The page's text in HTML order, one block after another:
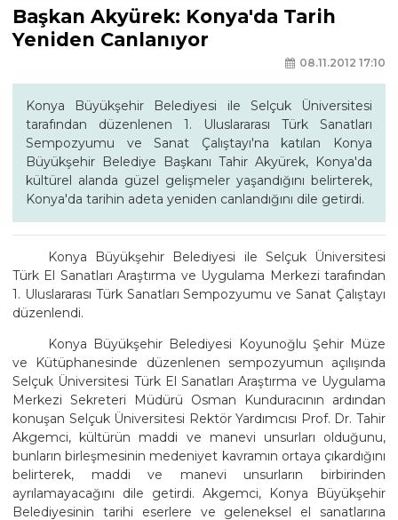
Başkan Akyürek: Konya'da Tarih
Yeniden Canlanıyor
08.11.2012 17:10
Konya Büyükşehir Belediyesi ile Selçuk Üniversitesi
tarafından düzenlenen 1. Uluslararası Türk Sanatları
Sempozyumu ve Sanat Çalıştayı'na katılan Konya
Büyükşehir Belediye Başkanı Tahir Akyürek, Konya'da
kültürel alanda güzel gelişmeler yaşandığını belirterek,
Konya'da tarihin adeta yeniden canlandığını dile getirdi.
Konya Büyükşehir Belediyesi ile Selçuk Üniversitesi
Türk El Sanatları Araştırma ve Uygulama Merkezi tarafından
1. Uluslararası Türk Sanatları Sempozyumu ve Sanat Çalıştayı
düzenlendi.
Konya Büyükşehir Belediyesi Koyunoğlu Şehir Müze
ve Kütüphanesinde düzenlenen sempozyumun açılışında
Selçuk Üniversitesi Türk El Sanatları Araştırma ve Uygulama
Merkezi Sekreteri Müdürü Osman Kunduracının ardından
konuşan Selçuk Üniversitesi Rektör Yardımcısı Prof. Dr. Tahir
Akgemci, kültürün maddi ve manevi unsurları olduğunu,
bunların birleşmesinin medeniyet kavramın ortaya çıkardığını
belirterek, maddi ve manevi unsurların birbirinden
ayrılamayacağını dile getirdi. Akgemci, Konya Büyükşehir
Belediyesinin tarihi eserlere ve geleneksel el sanatlarına